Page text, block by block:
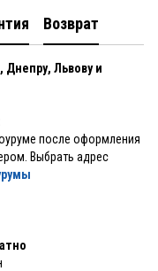
Возврат
Днепру, Львову и
после оформления
Выбрать адрес